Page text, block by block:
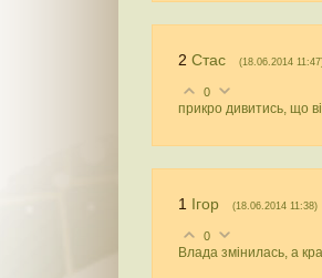
2 Стас (18.06.2014
0
прикро дивитись, що
1 Ігор (18.06.2014 11:38)
0
Влада змінилась, а